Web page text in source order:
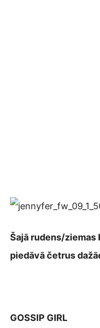
Šajā rudens/
piedāvā četrus
GOSSIP GIRL